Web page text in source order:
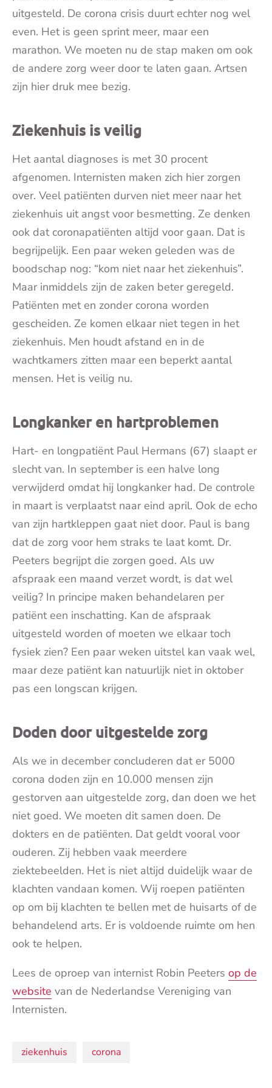
uitgesteld. De corona crisis duurt echter nog wel
even. Het is geen sprint meer, maar een
marathon. We moeten nu de stap maken om ook
de andere zorg weer door te laten gaan. Artsen
zijn hier druk mee bezig.
Ziekenhuis is veilig
Het aantal diagnoses is met 30 procent
afgenomen. Internisten maken zich hier zorgen
over. Veel patiënten durven niet meer naar het
ziekenhuis uit angst voor besmetting. Ze denken
ook dat coronapatiënten altijd voor gaan. Dat is
begrijpelijk. Een paar weken geleden was de
boodschap nog: “kom niet naar het ziekenhuis”.
Maar inmiddels zijn de zaken beter geregeld.
Patiënten met en zonder corona worden
gescheiden. Ze komen elkaar niet tegen in het
ziekenhuis. Men houdt afstand en in de
wachtkamers zitten maar een beperkt aantal
mensen. Het is veilig nu.
Longkanker en hartproblemen
Hart- en longpatiënt Paul Hermans (67) slaapt er
slecht van. In september is een halve long
verwijderd omdat hij longkanker had. De controle
in maart is verplaatst naar eind april. Ook de echo
van zijn hartkleppen gaat niet door. Paul is bang
dat de zorg voor hem straks te laat komt. Dr.
Peeters begrijpt die zorgen goed. Als uw
afspraak een maand verzet wordt, is dat wel
veilig? In principe maken behandelaren per
patiënt een inschatting. Kan de afspraak
uitgesteld worden of moeten we elkaar toch
fysiek zien? Een paar weken uitstel kan vaak wel,
maar deze patiënt kan natuurlijk niet in oktober
pas een longscan krijgen.
Doden door uitgestelde zorg
Als we in december concluderen dat er 5000
corona doden zijn en 10.000 mensen zijn
gestorven aan uitgestelde zorg, dan doen we het
niet goed. We moeten dit samen doen. De
dokters en de patiënten. Dat geldt vooral voor
ouderen. Zij hebben vaak meerdere
ziektebeelden. Het is niet altijd duidelijk waar de
klachten vandaan komen. Wij roepen patiënten
op om bij klachten te bellen met de huisarts of de
behandelend arts. Er is voldoende ruimte om hen
ook te helpen.
Lees de oproep van internist Robin Peeters op de
website van de Nederlandse Vereniging van
Internisten.
Onderwerpen:
ziekenhuis corona